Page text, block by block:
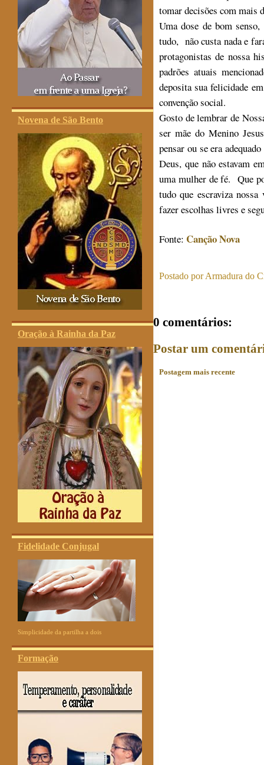
Novena de São Bento
Oração à Rainha da Paz
Fidelidade Conjugal
Simplicidade da partilha a dois
Formação
tomar decisões com mais
Uma dose de bom
tudo, não custa nada e
protagonistas de nossa
padrões atuais
deposita sua felicidade
convenção social.
Gosto de lembrar de
ser mãe do Menino
pensar ou se era
Deus, que não estavam
uma mulher de fé. Que
tudo que escraviza
fazer escolhas livres e
Fonte: Canção Nova
Postado porArmadura do
0 comentários:
Postar um
Postagem mais recente